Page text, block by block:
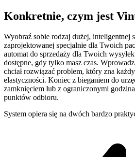
Konkretnie, czym jest
Wyobraź sobie rodzaj dużej, inteligentnej
zaprojektowanej specjalnie dla Twoich
automat do sprzedaży dla Twoich
dostępne, gdy tylko masz czas.
chciał rozwiązać problem, który zna
elastyczności. Koniec z bieganiem do
zamknięciem lub z ograniczonymi
punktów odbioru.
System opiera się na dwóch bardzo